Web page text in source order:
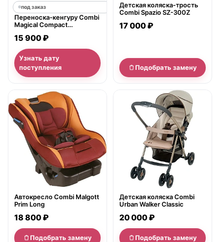
под заказ
Переноска-кенгуру Combi
Magical Compact
15 900 ₽
Узнать дату
поступления
Детская коляска-трость
Combi Spazio SZ-300Z
17 000 ₽
Подобрать замену
нет в продаже
Автокресло Combi Malgott
Prim Long
18 800 ₽
Подобрать замену
нет в продаже
Детская коляска Combi
Urban Walker Classic
20 000 ₽
Подобрать замену